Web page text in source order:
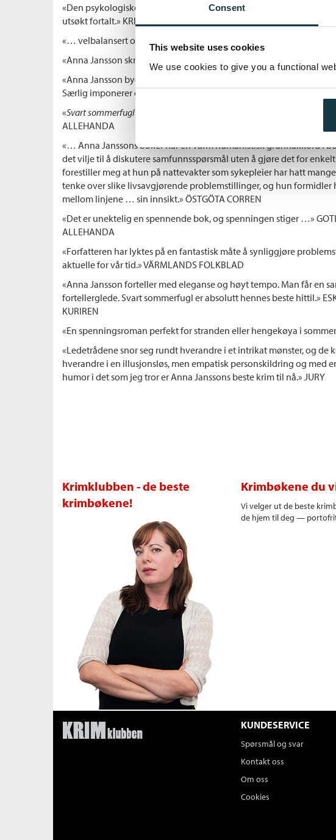
Consent
This website uses cookies
We use cookies to give you a functional
«Den psykologiske innsikten er knivskarp … Velskrevet,
utsøkt fortalt.» KRISTIANSSTADSBLADET
«… velbalansert og stilsikker fortellerkunst …» FOLKET
«Anna Jansson skriver kraftfullt, og det er spennende til siste side.»
«Anna Jansson bygger ordentlig opp spenningen i sin nye roman
Særlig imponerer det nyanserte språket …» UPPSALA NYA TIDNING
«Svart sommerfugl
ALLEHANDA
«… Anna Janssons bøker har en varm humanistisk grunnakkord i
det vilje til å diskutere samfunnsspørsmål uten å gjøre det for
forestiller meg at hun på nattevakter som sykepleier har hatt
tenke over slike livsavgjørende problemstillinger, og hun
mellom linjene … sin innsikt.» ÖSTGÖTA CORREN
«Det er unektelig en spennende bok, og spenningen stiger …»
ALLEHANDA
«Forfatteren har lyktes på en fantastisk måte å synliggjøre
aktuelle for vår tid.» VÄRMLANDS FOLKBLAD
«Anna Jansson forteller med eleganse og høyt tempo. Man får en
fortellerglede. Svart sommerfugl er absolutt hennes beste hittil.»
KURIREN
«En spenningsroman perfekt for stranden eller hengekøya i
«Ledetrådene snor seg rundt hverandre i et intrikat mønster, og de
hverandre i en illusjonsløs, men empatisk personskildring og med
humor i det som jeg tror er Anna Janssons beste krim til nå.» JURY
Krimklubben - de beste
krimbøkene!
Krimbøkene du
Vi velger ut de beste
de hjem til deg —
KUNDESERVICE
Spørsmål og svar
Kontakt oss
Om oss
Cookies